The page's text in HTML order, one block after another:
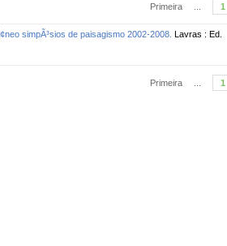
Primeira 1
simpÃ³sios de paisagismo 2002-2008. Lavras : Ed.
Primeira 1